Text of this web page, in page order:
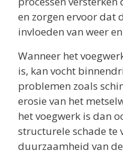
en zorgen ervoor dat
invloeden van weer
Wanneer het
is, kan vocht
problemen zoals
erosie van het
het voegwerk is dan
structurele schade te
duurzaamheid van